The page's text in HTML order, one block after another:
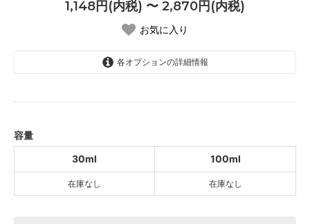
1,148円(内税) 〜 2,870円(内税)
お気に入り
各オプションの詳細情報
容量
30ml
100ml
在庫なし 在庫なし